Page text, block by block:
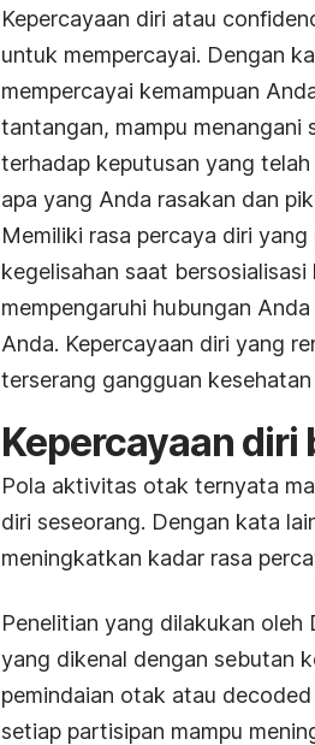
Kepercayaan diri atau
untuk mempercayai. Dengan
mempercayai kemampuan
tantangan, mampu
terhadap keputusan yang
apa yang Anda rasakan dan
Memiliki rasa percaya diri
kegelisahan saat
mempengaruhi hubungan
Anda. Kepercayaan diri yang
terserang gangguan
Kepercayaan
Pola aktivitas otak ternyata
diri seseorang. Dengan kata
meningkatkan kadar rasa
Penelitian yang dilakukan
yang dikenal dengan sebutan
pemindaian otak atau
setiap partisipan mampu